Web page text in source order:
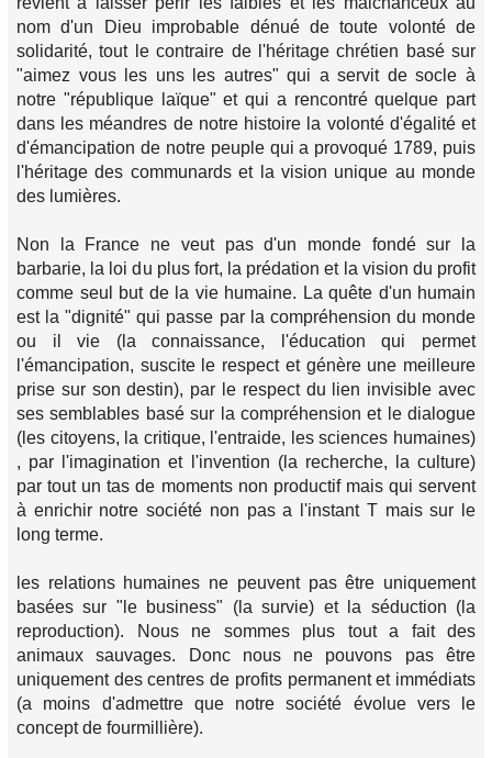
nom d'un Dieu improbable dénué de toute volonté de
solidarité, tout le contraire de l'héritage chrétien basé sur
"aimez vous les uns les autres" qui a servit de socle à
notre "république laïque" et qui a rencontré quelque part
dans les méandres de notre histoire la volonté d'égalité et
d'émancipation de notre peuple qui a provoqué 1789, puis
l'héritage des communards et la vision unique au monde
des lumières.
Non la France ne veut pas d'un monde fondé sur la
barbarie, la loi du plus fort, la prédation et la vision du profit
comme seul but de la vie humaine. La quête d'un humain
est la "dignité" qui passe par la compréhension du monde
ou il vie (la connaissance, l'éducation qui permet
l'émancipation, suscite le respect et génère une meilleure
prise sur son destin), par le respect du lien invisible avec
ses semblables basé sur la compréhension et le dialogue
(les citoyens, la critique, l'entraide, les sciences humaines)
, par l'imagination et l'invention (la recherche, la culture)
par tout un tas de moments non productif mais qui servent
à enrichir notre société non pas a l'instant T mais sur le
long terme.
les relations humaines ne peuvent pas être uniquement
basées sur "le business" (la survie) et la séduction (la
reproduction). Nous ne sommes plus tout a fait des
animaux sauvages. Donc nous ne pouvons pas être
uniquement des centres de profits permanent et immédiats
(a moins d'admettre que notre société évolue vers le
concept de fourmillière).